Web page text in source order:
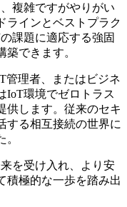
複雑ですがやりがい
ラインとベストプラク
課題に適応する強固
できます。
管理者、またはビジネ
IoT環境でゼロトラス
供します。従来のセキ
する相互接続の世界に
を受け入れ、より安
積極的な一歩を踏み出